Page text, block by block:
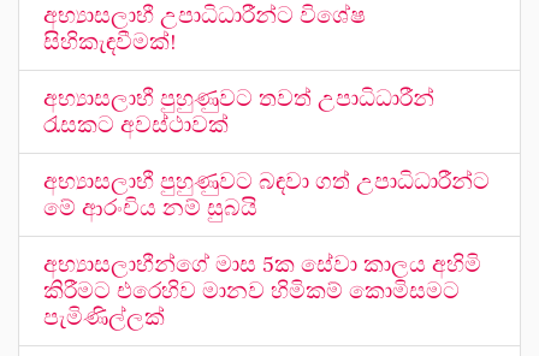
අභ්‍යාසලාභී උපාධිධාරීන්ට විශේෂ
සිහිකැඳවීමක්!
අභ්‍යාසලාභී පුහුණුවට තවත් උපාධිධාරීන්
රැසකට අවස්ථාවක්
අභ්‍යාසලාභී පුහුණුවට බඳවා ගත් උපාධිධාරීන්ට
මේ ආරංචිය නම් සුබයි
අභ්‍යාසලාභීන්ගේ මාස 5ක සේවා කාලය අහිමි
කිරීමට එරෙහිව මානව හිමිකම් කොමිසමට
පැමිණිල්ලක්